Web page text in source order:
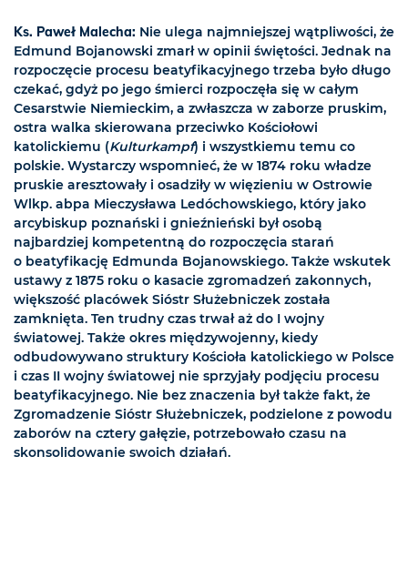
Ks. Paweł Malecha: Nie ulega najmniejszej wątpliwości, że
Edmund Bojanowski zmarł w opinii świętości. Jednak na
rozpoczęcie procesu beatyfikacyjnego trzeba było długo
czekać, gdyż po jego śmierci rozpoczęła się w całym
Cesarstwie Niemieckim, a zwłaszcza w zaborze pruskim,
ostra walka skierowana przeciwko Kościołowi
katolickiemu (Kulturkampf) i wszystkiemu temu co
polskie. Wystarczy wspomnieć, że w 1874 roku władze
pruskie aresztowały i osadziły w więzieniu w Ostrowie
Wlkp. abpa Mieczysława Ledóchowskiego, który jako
arcybiskup poznański i gnieźnieński był osobą
najbardziej kompetentną do rozpoczęcia starań
o beatyfikację Edmunda Bojanowskiego. Także wskutek
ustawy z 1875 roku o kasacie zgromadzeń zakonnych,
większość placówek Sióstr Służebniczek została
zamknięta. Ten trudny czas trwał aż do I wojny
światowej. Także okres międzywojenny, kiedy
odbudowywano struktury Kościoła katolickiego w Polsce
i czas II wojny światowej nie sprzyjały podjęciu procesu
beatyfikacyjnego. Nie bez znaczenia był także fakt, że
Zgromadzenie Sióstr Służebniczek, podzielone z powodu
zaborów na cztery gałęzie, potrzebowało czasu na
skonsolidowanie swoich działań.